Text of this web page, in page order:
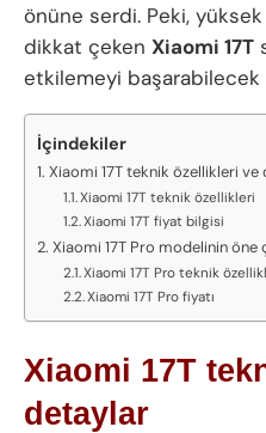
önüne serdi. Peki,
dikkat çeken Xiaomi 17T
etkilemeyi başarabilecek
İçindekiler
Xiaomi 17T teknik özellikleri ve
Xiaomi 17T teknik özellikleri
Xiaomi 17T fiyat bilgisi
Xiaomi 17T Pro modelinin öne
Xiaomi 17T Pro teknik
Xiaomi 17T Pro fiyatı
Xiaomi 17T
detaylar